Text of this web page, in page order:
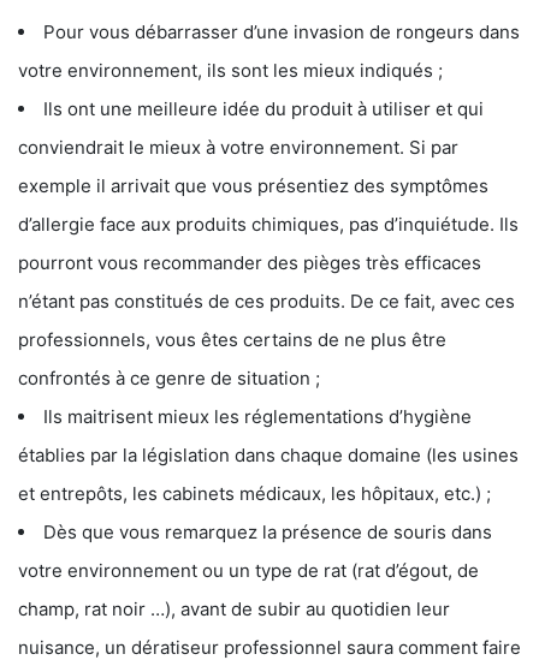
Pour vous débarrasser d’une invasion de rongeurs dans
votre environnement, ils sont les mieux indiqués ;
Ils ont une meilleure idée du produit à utiliser et qui
conviendrait le mieux à votre environnement. Si par
exemple il arrivait que vous présentiez des symptômes
d’allergie face aux produits chimiques, pas d’inquiétude. Ils
pourront vous recommander des pièges très efficaces
n’étant pas constitués de ces produits. De ce fait, avec ces
professionnels, vous êtes certains de ne plus être
confrontés à ce genre de situation ;
Ils maitrisent mieux les réglementations d’hygiène
établies par la législation dans chaque domaine (les usines
et entrepôts, les cabinets médicaux, les hôpitaux, etc.) ;
Dès que vous remarquez la présence de souris dans
votre environnement ou un type de rat (rat d’égout, de
champ, rat noir …), avant de subir au quotidien leur
nuisance, un dératiseur professionnel saura comment faire